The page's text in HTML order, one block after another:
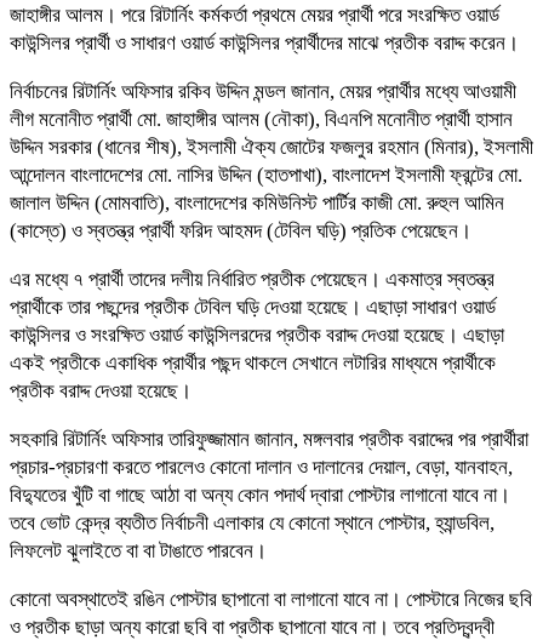
জাহাঙ্গীর আলম। পরে রিটার্নিং কর্মকর্তা প্রথমে মেয়র প্রার্থী পরে সংরক্ষিত ওয়ার্ড
কাউন্সিলর প্রার্থী ও সাধারণ ওয়ার্ড কাউন্সিলর প্রার্থীদের মাঝে প্রতীক বরাদ্দ করেন।
নির্বাচনের রিটার্নিং অফিসার রকিব উদ্দিন মন্ডল জানান, মেয়র প্রার্থীর মধ্যে আওয়ামী
লীগ মনোনীত প্রার্থী মো. জাহাঙ্গীর আলম (নৌকা), বিএনপি মনোনীত প্রার্থী হাসান
উদ্দিন সরকার (ধানের শীষ), ইসলামী ঐক্য জোটের ফজলুর রহমান (মিনার), ইসলামী
আন্দোলন বাংলাদেশের মো. নাসির উদ্দিন (হাতপাখা), বাংলাদেশ ইসলামী ফ্রন্টের মো.
জালাল উদ্দিন (মোমবাতি), বাংলাদেশের কমিউনিস্ট পার্টির কাজী মো. রুহুল আমিন
(কাস্তে) ও স্বতন্ত্র প্রার্থী ফরিদ আহমদ (টেবিল ঘড়ি) প্রতিক পেয়েছেন।
এর মধ্যে ৭ প্রার্থী তাদের দলীয় নির্ধারিত প্রতীক পেয়েছেন। একমাত্র স্বতন্ত্র
প্রার্থীকে তার পছন্দের প্রতীক টেবিল ঘড়ি দেওয়া হয়েছে। এছাড়া সাধারণ ওয়ার্ড
কাউন্সিলর ও সংরক্ষিত ওয়ার্ড কাউন্সিলরদের প্রতীক বরাদ্দ দেওয়া হয়েছে। এছাড়া
একই প্রতীকে একাধিক প্রার্থীর পছন্দ থাকলে সেখানে লটারির মাধ্যমে প্রার্থীকে
প্রতীক বরাদ্দ দেওয়া হয়েছে।
সহকারি রিটার্নিং অফিসার তারিফুজ্জামান জানান, মঙ্গলবার প্রতীক বরাদ্দের পর প্রার্থীরা
প্রচার-প্রচারণা করতে পারলেও কোনো দালান ও দালানের দেয়াল, বেড়া, যানবাহন,
বিদ্যুতের খুঁটি বা গাছে আঠা বা অন্য কোন পদার্থ দ্বারা পোস্টার লাগানো যাবে না।
তবে ভোট কেন্দ্র ব্যতীত নির্বাচনী এলাকার যে কোনো স্থানে পোস্টার, হ্যান্ডবিল,
লিফলেট ঝুলাইতে বা বা টাঙাতে পারবেন।
কোনো অবস্থাতেই রঙিন পোস্টার ছাপানো বা লাগানো যাবে না। পোস্টারে নিজের ছবি
ও প্রতীক ছাড়া অন্য কারো ছবি বা প্রতীক ছাপানো যাবে না। তবে প্রতিদ্বন্দ্বী